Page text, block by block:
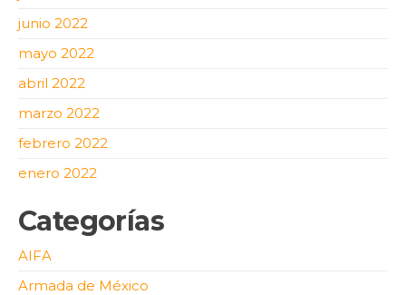
junio 2022
mayo 2022
abril 2022
marzo 2022
febrero 2022
enero 2022
Categorías
AIFA
Armada de México